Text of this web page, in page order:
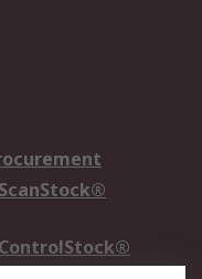
ScanStock®
ControlStock®